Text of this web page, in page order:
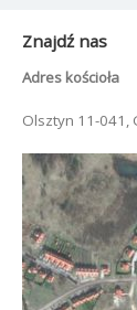
Znajdź nas
Adres kościoła
Olsztyn 11-041,